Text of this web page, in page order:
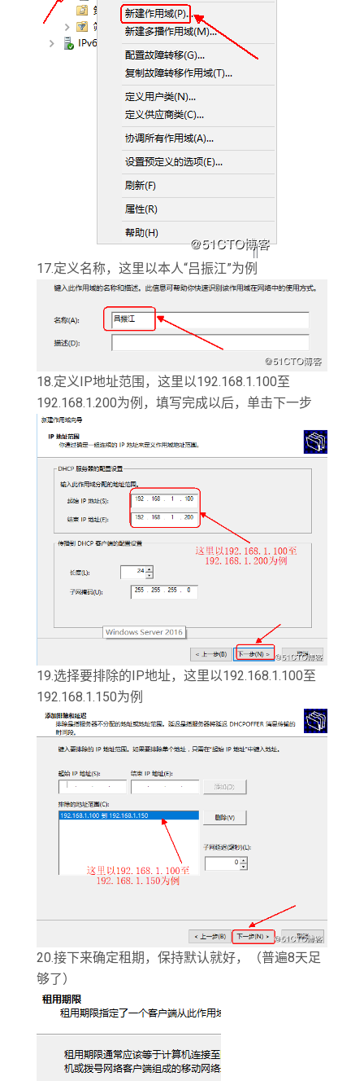
17.定义名称，这里以本人“吕振江”为例
18.定义IP地址范围，这里以192.168.1.100至
192.168.1.200为例，填写完成以后，单击下一步
19.选择要排除的IP地址，这里以192.168.1.100至
192.168.1.150为例
20.接下来确定租期，保持默认就好，（普遍8天足
够了）